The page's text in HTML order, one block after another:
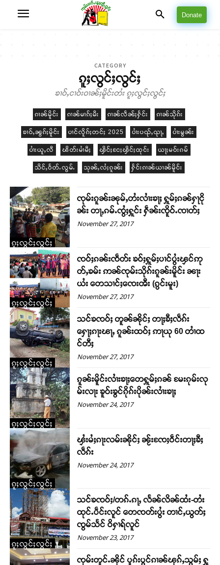
Donate
CATEGORY
ၵူႈလွင်ႈလွင်ႈ
ၶၢဝ်ႇငၢဝ်းဝၢၼ်ႈမိူင်းတႆး ၵူႈလွင်ႈလွင်ႈ
ၵၢၼ်မိူင်း ၵၢၼ်မၢၵ်ႈမီး ၵၢၼ်လဵၼ်ႈႁႅင်း ၵၢၼ်သိုၵ်း
ၶၢဝ်ႇၼွၵ်ႈမိူင်း ပၢင်လိူၵ်ႈတင်ႈ 2025 ပၢႆးပၺ်ႇၺႃႇ ပၢႆးမွၼ်း
ပၢႆးယူႇလီ ၽိတ်းမၢႆမီႈ ၾိင်ႈငႄႈၾိင်ႈထုင်း ယႃႈမဝ်းၵမ်
သိင်ႇဝႅတ်ႉလွမ်ႉ သုၼ်ႇလႆႈၵူၼ်း ႁႅင်းၵၢၼ်ယၢၼ်မိူင်း
ၵူႈလွင်ႈလွင်ႈ
ၸုမ်းၵူၼ်းၼုမ်ႇတႆးလၢႆးၶႃႈ ႁူမ်ႈၵၼ်ႁႃငို
ၼ်း တႃႇၵမ်ႉၸွႆႈႁူင်း ႁဵၼ်းၸိူဝ်ႉၸၢတ်ႈ
November 27, 2017
ၵူႈလွင်ႈလွင်ႈ
ၸဝ်ႈၵၼ်းၸဵတ်း ၶဝ်ႈႁူမ်ႈပၢင်ပွႆးၾင်ဢု
တ်ႇၶမ်း ဢၼ်ၸုမ်းသိုၵ်းၵူၼ်းမိူင်း ၼႃး
ယႆး တေသၢင်ႈၸေးၻီး (ၵွင်းမူး)
November 27, 2017
ၵူႈလွင်ႈလွင်ႈ
သင်ၶၸဝ်ႈ တူၼ်ၼိုင်ႈ တႃႈၶီႈလဵၵ်း
ႁေႃႈၵႃးၽႃႇ ၵူၼ်းထဝ်ႈ ဢႃယု 60 တၢႆထ
င်တီႈ
November 27, 2017
ၵူႈလွင်ႈလွင်ႈ
ၵူၼ်းမိူင်းလၢႆးၶႃႈတေႁူမ်ႈၵၼ် မႄးၵုမ်းလု
မ်းလႃး ၶူဝ်းၶွင်ၵိုၵ်းပိုၼ်းလၢႆးၶႃႈ
November 24, 2017
ၵူႈလွင်ႈလွင်ႈ
ၾႆးမႆႈၵႃးလမ်းၼိုင်ႈ ၼႂ်းၸႄႈဝဵင်းတႃႈၶီႈ
လဵၵ်း
November 24, 2017
ၵူႈလွင်ႈလွင်ႈ
သင်ၶၸဝ်ႈ/တၵ်ႉၵႃႇ လႅၼ်လိၼ်ထႆး-တႆး
ထုင်ႉပဵင်းလူင် တေၸတ်းပွႆး တၢင်ႇယွတ်ႈ
ၸွမ်သႅင် ဝိႁၢရ်လူင်
November 23, 2017
ၸုမ်းတူင်ႉၼိုင် ပူၵ်းပွင်ၵၢၼ်ၽုၵ်ႇသွမ်ႈ ႁူ